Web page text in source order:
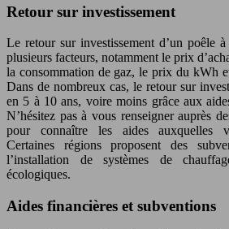
Retour sur investissement
Le retour sur investissement d’un poêle
plusieurs facteurs, notamment le prix
la consommation de gaz, le prix du kWh
Dans de nombreux cas, le retour sur
en 5 à 10 ans, voire moins grâce aux
N’hésitez pas à vous renseigner auprès
pour connaître les aides auxquelles
Certaines régions proposent des
l’installation de systèmes de
écologiques.
Aides financières et subventions